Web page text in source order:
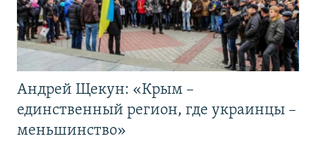
Андрей Щекун: «Крым –
единственный регион, где украинцы –
меньшинство»